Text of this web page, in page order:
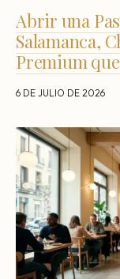
Abrir una
Salamanca,
Premium
6 DE JULIO DE 2026